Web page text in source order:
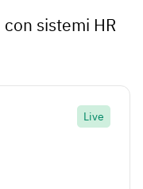
sistemi HR
Live